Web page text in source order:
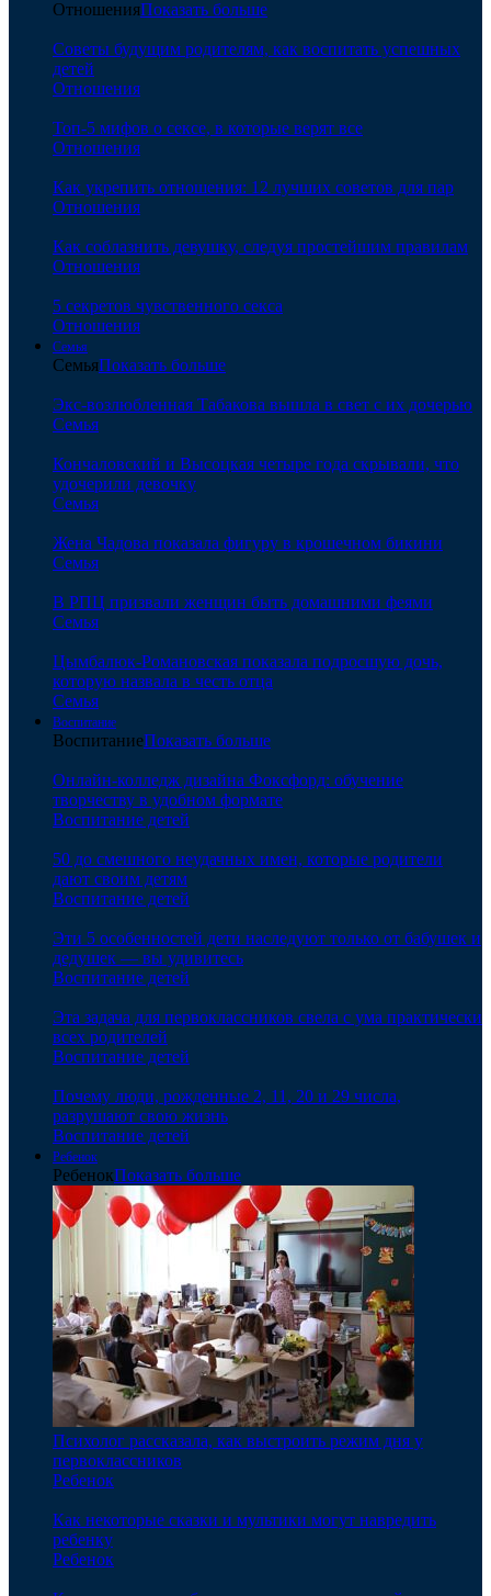
ОтношенияПоказать больше
Советы будущим родителям, как воспитать успешных
детей
Отношения
Топ-5 мифов о сексе, в которые верят все
Отношения
Как укрепить отношения: 12 лучших советов для пар
Отношения
Как соблазнить девушку, следуя простейшим правилам
Отношения
5 секретов чувственного секса
Отношения
Семья
СемьяПоказать больше
Экс-возлюбленная Табакова вышла в свет с их дочерью
Семья
Кончаловский и Высоцкая четыре года скрывали, что
удочерили девочку
Семья
Жена Чадова показала фигуру в крошечном бикини
Семья
В РПЦ призвали женщин быть домашними феями
Семья
Цымбалюк-Романовская показала подросшую дочь,
которую назвала в честь отца
Семья
Воспитание
ВоспитаниеПоказать больше
Онлайн-колледж дизайна Фоксфорд: обучение
творчеству в удобном формате
Воспитание детей
50 до смешного неудачных имен, которые родители
дают своим детям
Воспитание детей
Эти 5 особенностей дети наследуют только от бабушек и
дедушек — вы удивитесь
Воспитание детей
Эта задача для первоклассников свела с ума практически
всех родителей
Воспитание детей
Почему люди, рожденные 2, 11, 20 и 29 числа,
разрушают свою жизнь
Воспитание детей
Ребенок
РебенокПоказать больше
Психолог рассказала, как выстроить режим дня у
первоклассников
Ребенок
Как некоторые сказки и мультики могут навредить
ребенку
Ребенок